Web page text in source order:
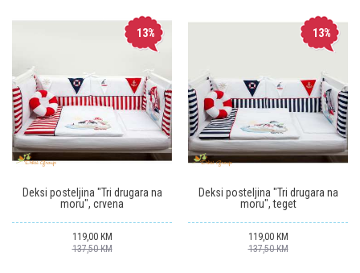
13%
Deksi posteljina "Tri drugara na
moru", crvena
119,00 KM
137,50KM
13%
Deksi posteljina "Tri drugara na
moru", teget
119,00 KM
137,50KM